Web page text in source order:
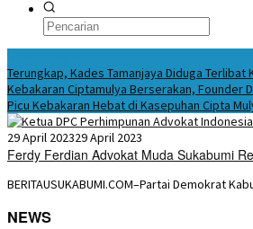
Terungkap, Kades Tamanjaya Diduga
Kebakaran Ciptamulya Berserakan, Founder
Picu Kebakaran Hebat di Kasepuhan Cipta
29 April 202329 April 2023
Ferdy Ferdian Advokat Muda Sukabumi
BERITAUSUKABUMI.COM–Partai Demokrat
NEWS